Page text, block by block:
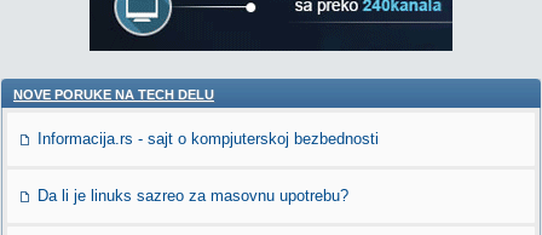
NOVE PORUKE NA TECH DELU
Informacija.rs - sajt o kompjuterskoj bezbednosti
Da li je linuks sazreo za masovnu upotrebu?